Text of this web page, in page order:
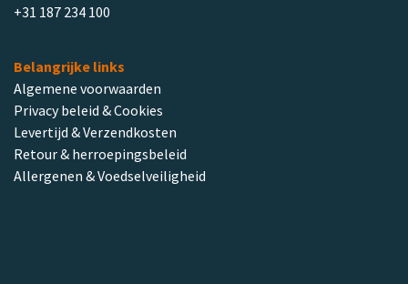
+31 187 234 100
Belangrijke links
Algemene voorwaarden
Privacy beleid & Cookies
Levertijd & Verzendkosten
Retour & herroepingsbeleid
Allergenen & Voedselveiligheid